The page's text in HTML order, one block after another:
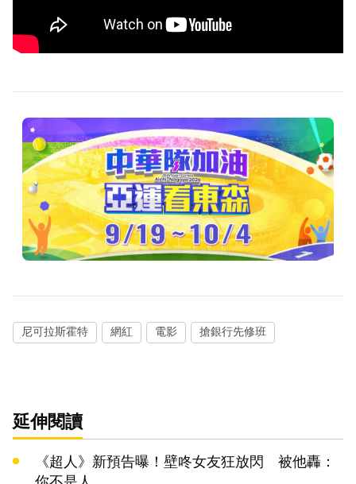
尼可拉斯霍特 網紅 電影 搶銀行先修班
延伸閱讀
《超人》新預告曝！壁咚女友狂放閃 被他轟：